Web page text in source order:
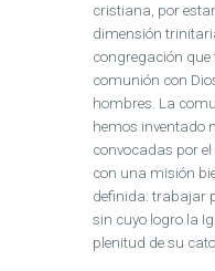
cristiana, por
dimensión
congregación que
comunión con
hombres. La
hemos inventado
convocadas por
con una misión
definida: trabajar
sin cuyo logro la
plenitud de su